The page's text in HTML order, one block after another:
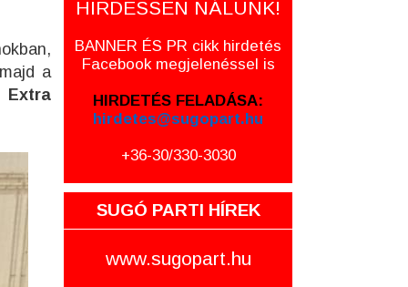
a
Extra
HIRDESSEN NÁLUNK!
BANNER ÉS PR cikk hirdetés
Facebook megjelenéssel is
HIRDETÉS FELADÁSA:
hirdetes@sugopart.hu
+36-30/330-3030
SUGÓ PARTI HÍREK
www.sugopart.hu